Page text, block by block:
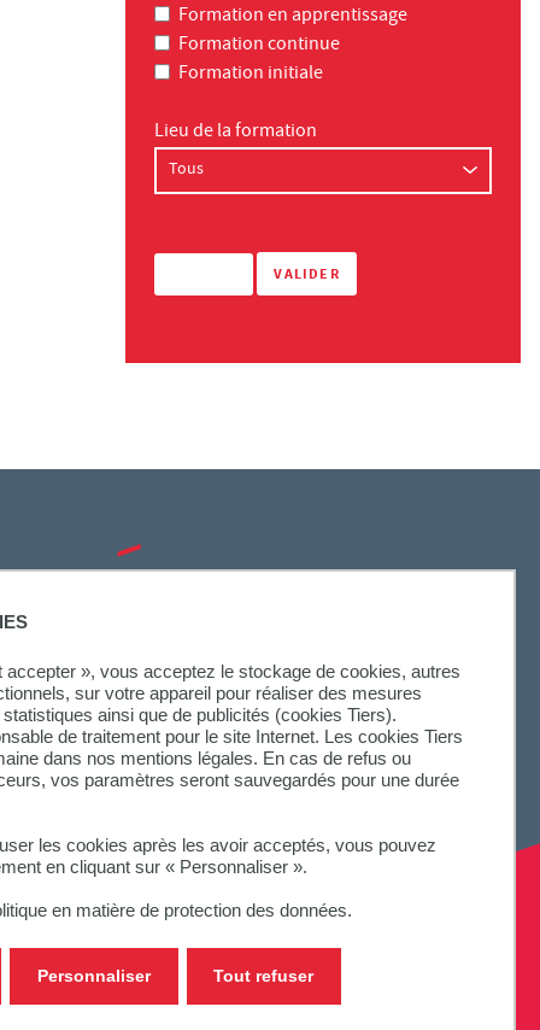
accepter », vous acceptez le stockage de cookies, autres
sur votre appareil pour réaliser des mesures
ainsi que de publicités (cookies Tiers).
de traitement pour le site Internet. Les cookies Tiers
dans nos mentions légales. En cas de refus ou
vos paramètres seront sauvegardés pour une durée
les cookies après les avoir acceptés, vous pouvez
en cliquant sur « Personnaliser ».
en matière de protection des données.
Tout refuser
Personnaliser
Formation en apprentissage
Formation continue
Formation initiale
Lieu de la formation